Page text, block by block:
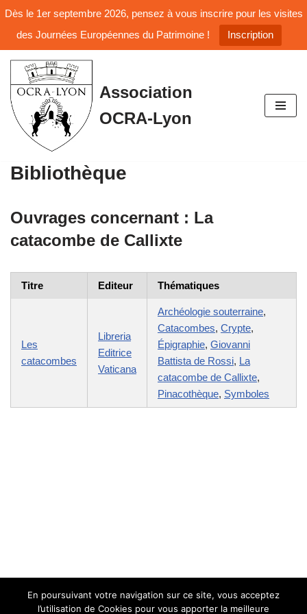
Dès le 1er septembre 2026, pensez à vous inscrire pour les visites
des Journées Européennes du Patrimoine !
Inscription
Aller
au
contenu
Association
OCRA-Lyon
Bibliothèque
Ouvrages concernant : La
catacombe de Callixte
Titre Editeur Thématiques
Les
catacombes
Libreria
Editrice
Vaticana
Archéologie souterraine,
Catacombes, Crypte,
Épigraphie, Giovanni
Battista de Rossi, La
catacombe de Callixte,
Pinacothèque, Symboles
En poursuivant votre navigation sur ce site, vous acceptez
l’utilisation de Cookies pour vous apporter la meilleure